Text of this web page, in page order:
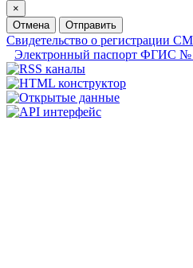
×
Отмена
Отправить
Свидетельство о регистрации
Электронный паспорт ФГИС №